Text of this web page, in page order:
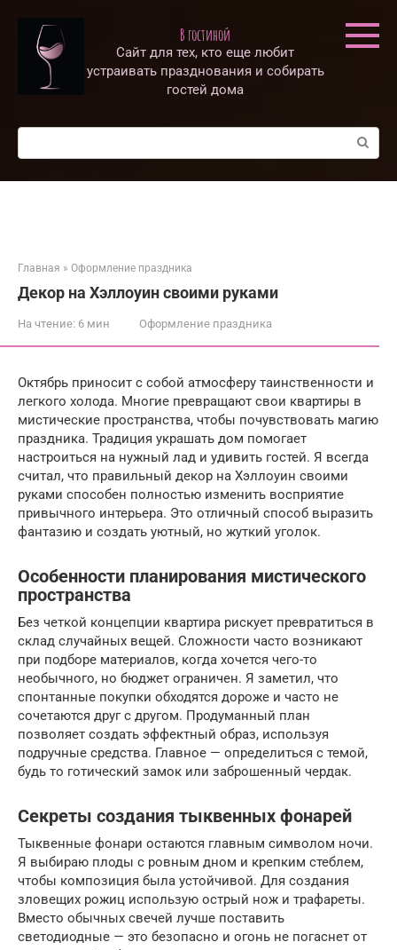
контенту
В гостиной
Сайт для тех, кто еще любит
устраивать празднования и собирать
гостей дома
Поиск:
Главная » Оформление праздника
Декор на Хэллоуин своими руками
На чтение: 6 мин Оформление праздника
Октябрь приносит с собой атмосферу таинственности и
легкого холода. Многие превращают свои квартиры в
мистические пространства, чтобы почувствовать магию
праздника. Традиция украшать дом помогает
настроиться на нужный лад и удивить гостей. Я всегда
считал, что правильный декор на Хэллоуин своими
руками способен полностью изменить восприятие
привычного интерьера. Это отличный способ выразить
фантазию и создать уютный, но жуткий уголок.
Особенности планирования мистического
пространства
Без четкой концепции квартира рискует превратиться в
склад случайных вещей. Сложности часто возникают
при подборе материалов, когда хочется чего-то
необычного, но бюджет ограничен. Я заметил, что
спонтанные покупки обходятся дороже и часто не
сочетаются друг с другом. Продуманный план
позволяет создать эффектный образ, используя
подручные средства. Главное — определиться с темой,
будь то готический замок или заброшенный чердак.
Секреты создания тыквенных фонарей
Тыквенные фонари остаются главным символом ночи.
Я выбираю плоды с ровным дном и крепким стеблем,
чтобы композиция была устойчивой. Для создания
зловещих рожиц использую острый нож и трафареты.
Вместо обычных свечей лучше поставить
светодиодные — это безопасно и огонь не погаснет от